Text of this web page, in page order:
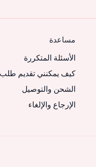
مساعدة
الأسئلة المتكررة
كيف يمكنني تقديم
الشحن والتوصيل
الإرجاع والإلغاء